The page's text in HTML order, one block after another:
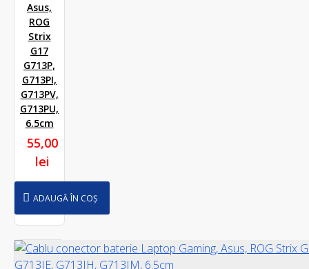
Asus,
ROG
Strix
G17
G713P,
G713PI,
G713PV,
G713PU,
6.5cm
55,00
lei
ADAUGĂ ÎN COȘ